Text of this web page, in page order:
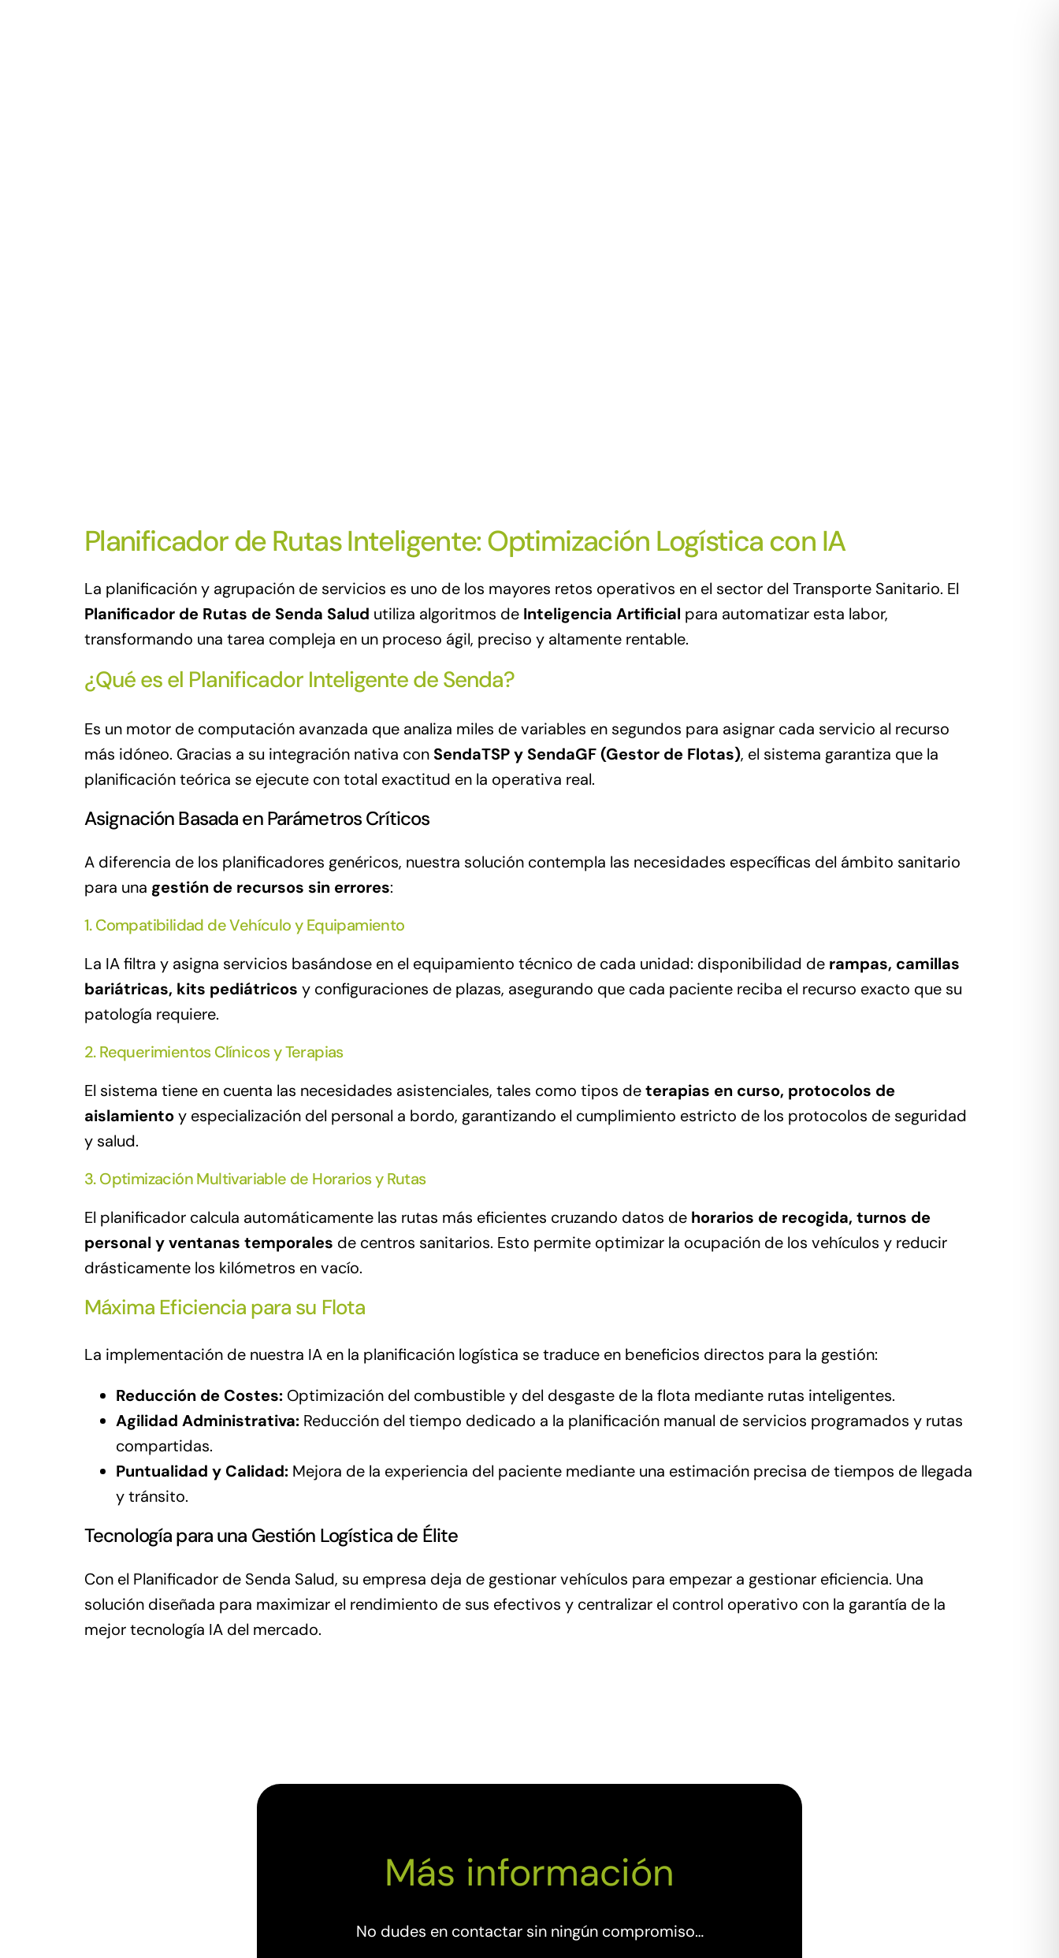
Planificador de Rutas Inteligente: Optimización Logística con IA
La planificación y agrupación de servicios es uno de los mayores retos operativos en el sector del Transporte Sanitario. El
Planificador de Rutas de Senda Salud utiliza algoritmos de Inteligencia Artificial para automatizar esta labor,
transformando una tarea compleja en un proceso ágil, preciso y altamente rentable.
¿Qué es el Planificador Inteligente de Senda?
Es un motor de computación avanzada que analiza miles de variables en segundos para asignar cada servicio al recurso
más idóneo. Gracias a su integración nativa con SendaTSP y SendaGF (Gestor de Flotas), el sistema garantiza que la
planificación teórica se ejecute con total exactitud en la operativa real.
Asignación Basada en Parámetros Críticos
A diferencia de los planificadores genéricos, nuestra solución contempla las necesidades específicas del ámbito sanitario
para una gestión de recursos sin errores:
1. Compatibilidad de Vehículo y Equipamiento
La IA filtra y asigna servicios basándose en el equipamiento técnico de cada unidad: disponibilidad de rampas, camillas
bariátricas, kits pediátricos y configuraciones de plazas, asegurando que cada paciente reciba el recurso exacto que su
patología requiere.
2. Requerimientos Clínicos y Terapias
El sistema tiene en cuenta las necesidades asistenciales, tales como tipos deterapias en curso, protocolos de
aislamientoy especialización del personal a bordo, garantizando el cumplimiento estricto de los protocolos de seguridad
y salud.
3. Optimización Multivariable de Horarios y Rutas
El planificador calcula automáticamente las rutas más eficientes cruzando datos de horarios de recogida, turnos de
personal y ventanas temporales de centros sanitarios. Esto permite optimizar la ocupación de los vehículos y reducir
drásticamente los kilómetros en vacío.
Máxima Eficiencia para su Flota
La implementación de nuestra IA en la planificación logística se traduce en beneficios directos para la gestión:
Reducción de Costes:Optimización del combustible y del desgaste de la flota mediante rutas inteligentes.
Agilidad Administrativa:Reducción del tiempo dedicado a la planificación manual de servicios programados y rutas
compartidas.
Puntualidad y Calidad:Mejora de la experiencia del paciente mediante una estimación precisa de tiempos de llegada
y tránsito.
Tecnología para una Gestión Logística de Élite
Con el Planificador de Senda Salud, su empresa deja de gestionar vehículos para empezar a gestionar eficiencia. Una
solución diseñada para maximizar el rendimiento de sus efectivos y centralizar el control operativo con la garantía de la
mejor tecnología IA del mercado.
Más información
No dudes en contactar sin ningún compromiso…